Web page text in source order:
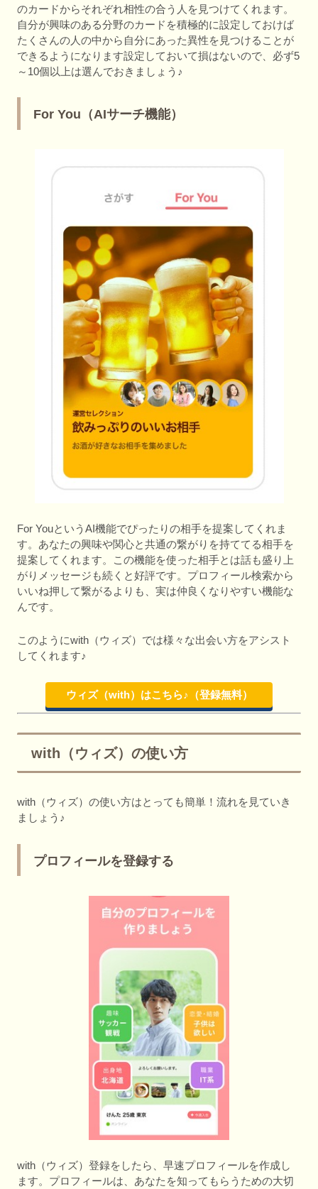
のカードからそれぞれ相性の合う人を見つけてくれます。
自分が興味のある分野のカードを積極的に設定しておけば
たくさんの人の中から自分にあった異性を見つけることが
できるようになります設定しておいて損はないので、必ず5
～10個以上は選んでおきましょう♪
For You（AIサーチ機能）
For YouというAI機能でぴったりの相手を提案してくれま
す。あなたの興味や関心と共通の繋がりを持ててる相手を
提案してくれます。この機能を使った相手とは話も盛り上
がりメッセージも続くと好評です。プロフィール検索から
いいね押して繋がるよりも、実は仲良くなりやすい機能な
んです。
このようにwith（ウィズ）では様々な出会い方をアシスト
してくれます♪
ウィズ（with）はこちら♪（登録無料）
with（ウィズ）の使い方
with（ウィズ）の使い方はとっても簡単！流れを見ていき
ましょう♪
プロフィールを登録する
with（ウィズ）登録をしたら、早速プロフィールを作成し
ます。プロフィールは、あなたを知ってもらうための大切